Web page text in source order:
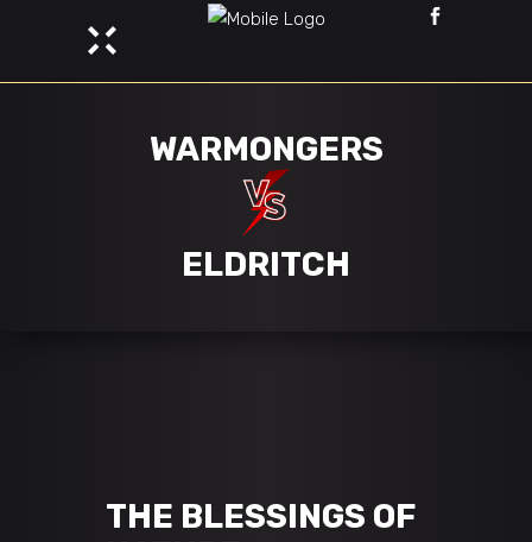
WARMONGERS
ELDRITCH
THE BLESSINGS OF